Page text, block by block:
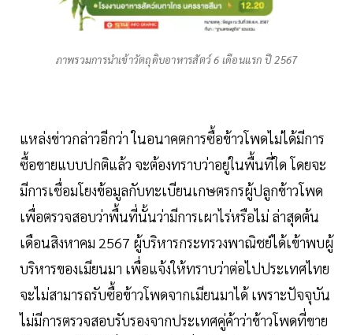
ภาพรวมการนำเข้าวัตถุดิบอาหารสัตว์ 6 เดือนแรก ปี 2567
แหล่งข่าวกล่าวอีกว่า ในอนาคตการซื้อข้าวโพดไม่ได้มีการ
ซื้อขายแบบปกติแล้ว จะต้องทราบว่าอยู่ในพื้นที่ใด โดยจะ
มีการเชื่อมโยงข้อมูลกับทะเบียนเกษตรกรผู้ปลูกข้าวโพด
เพื่อตรวจสอบว่าพื้นที่นั้นว่ามีการเผาไร่หรือไม่ ล่าสุดต้น
เดือนสิงหาคม 2567 ผู้บริหารกระทรวงพาณิชย์ได้เข้าพบผู้
บริหารของเมียนมา เพื่อแจ้งให้ทราบว่าต่อไปประเทศไทย
จะไม่สามารถรับซื้อข้าวโพดจากเมียนมาได้ เพราะปัจจุบัน
ไม่มีการตรวจสอบรับรองจากประเทศคู่ค้าว่าข้าวโพดที่ขาย